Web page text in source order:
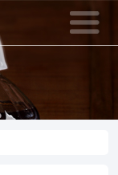
销售热线：